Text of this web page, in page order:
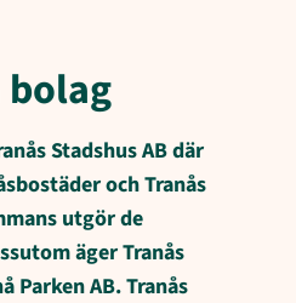
Stadshus AB där
och Tranås
utgör de
äger Tranås
Parken AB. Tranås